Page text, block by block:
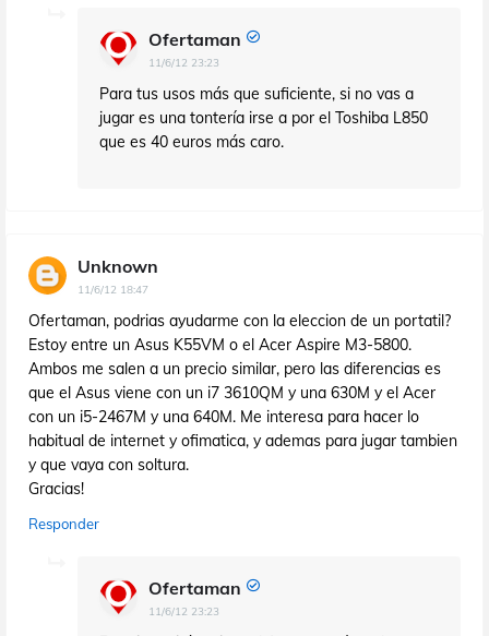
Ofertaman
11/6/12 23:23
Para tus usos más que suficiente, si no vas a
jugar es una tontería irse a por el Toshiba L850
que es 40 euros más caro.
Unknown
11/6/12 18:47
Ofertaman, podrias ayudarme con la eleccion de un portatil?
Estoy entre un Asus K55VM o el Acer Aspire M3-5800.
Ambos me salen a un precio similar, pero las diferencias es
que el Asus viene con un i7 3610QM y una 630M y el Acer
con un i5-2467M y una 640M. Me interesa para hacer lo
habitual de internet y ofimatica, y ademas para jugar tambien
y que vaya con soltura.
Gracias!
Responder
Ofertaman
11/6/12 23:23